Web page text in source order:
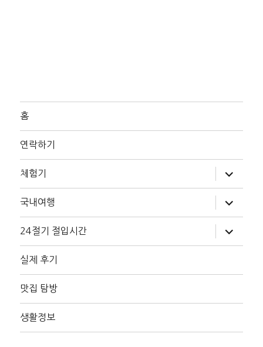
홈
연락하기
체험기
위
메
뉴
확
장
국내여행
위
메
뉴
확
장
24절기 절입시간
위
메
장
실제 후기
맛집 탐방
생활정보